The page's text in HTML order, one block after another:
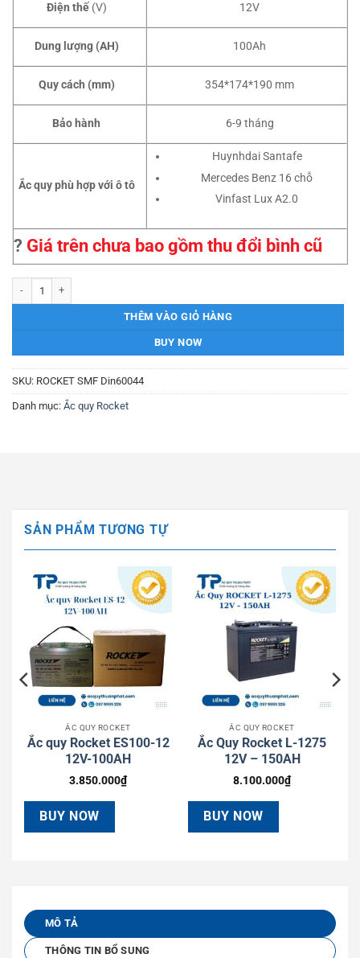
Điện thế(V) 12V
Dung lượng (AH) 100Ah
Quy cách (mm) 354*174*190 mm
Bảo hành 6-9 tháng
Ắc quy phù hợp với ô tô
Huynhdai Santafe
Mercedes Benz 16 chỗ
Vinfast Lux A2.0
? Giá trên chưa bao gồm thu đổi bình cũ
THÊM VÀO GIỎ HÀNG
BUY NOW
SKU: ROCKET SMF Din60044
Danh mục: Ắc quy Rocket
SẢN PHẨM TƯƠNG TỰ
ẮC QUY ROCKET
Ắc quy Rocket ES100-12
12V-100AH
3.850.000₫
BUY NOW
ẮC QUY ROCKET
Ắc Quy Rocket L-1275
12V – 150AH
8.100.000₫
BUY NOW
MÔ TẢ
THÔNG TIN BỔ SUNG